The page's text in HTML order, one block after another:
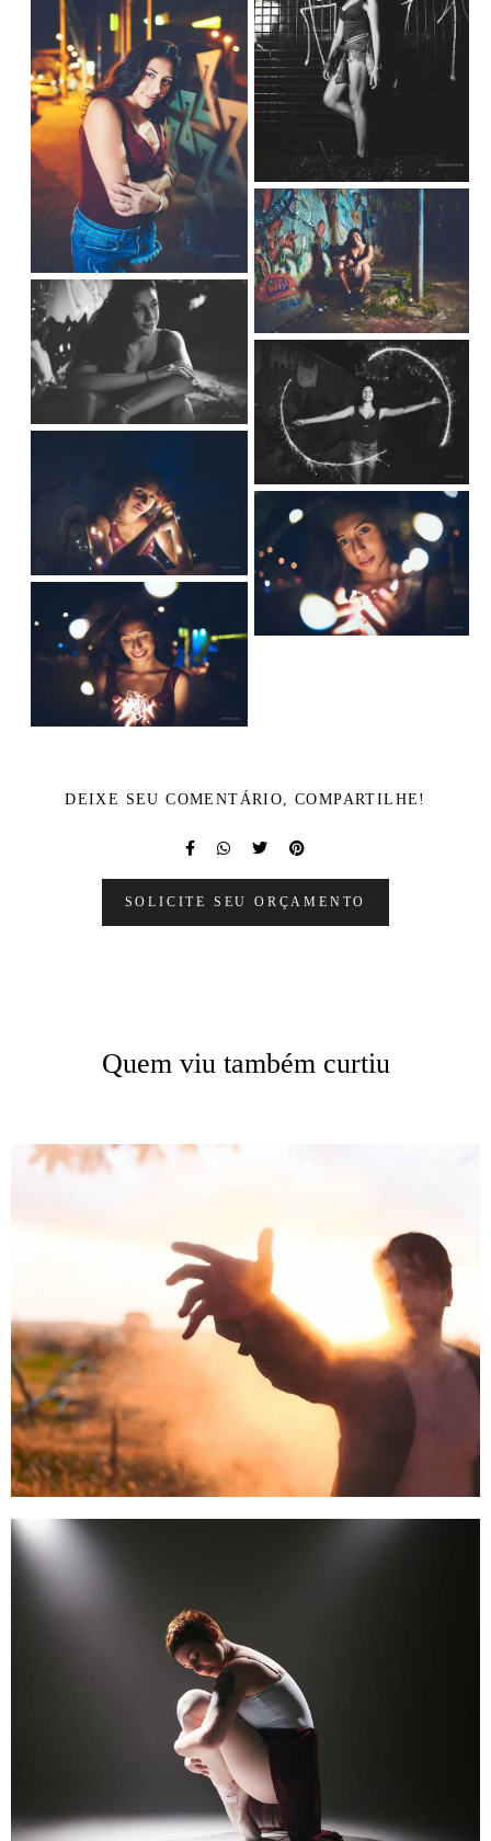
DEIXE SEU COMENTÁRIO, COMPARTILHE!
SOLICITE SEU ORÇAMENTO
Quem viu também curtiu